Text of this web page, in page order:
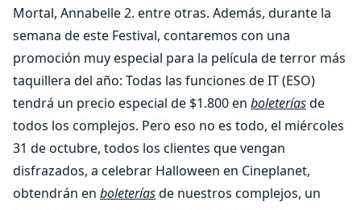
Mortal, Annabelle 2. entre otras. Además, durante la
semana de este Festival, contaremos con una
promoción muy especial para la película de terror más
taquillera del año: Todas las funciones de IT (ESO)
tendrá un precio especial de $1.800 en boleteríasde
todos los complejos. Pero eso no es todo, el miércoles
31 de octubre, todos los clientes que vengan
disfrazados, a celebrar Halloween en Cineplanet,
obtendrán en boleteríasde nuestros complejos, un